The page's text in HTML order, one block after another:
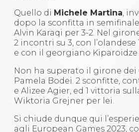
Quello di Michele Martina,
dopo la sconfitta in
Alvin Karaqi per 3-2. Nel
2 incontri su 3, con l’olandese
e con il georgiano Kiparoidze
Non ha superato il girone dei
Pamela Bodei. 2 sconfitte,
e Alizee Agier, ed 1 vittoria
Wiktoria Grejner per lei.
Si chiude dunque qui
agli European Games 2023,